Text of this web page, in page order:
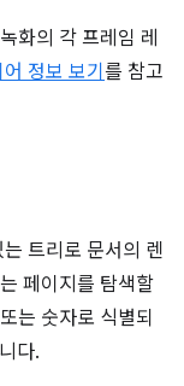
화의 각 프레임 레
정보 보기 를 참고
트리로 문서의 렌
페이지를 탐색할
는 숫자로 식별되
다.